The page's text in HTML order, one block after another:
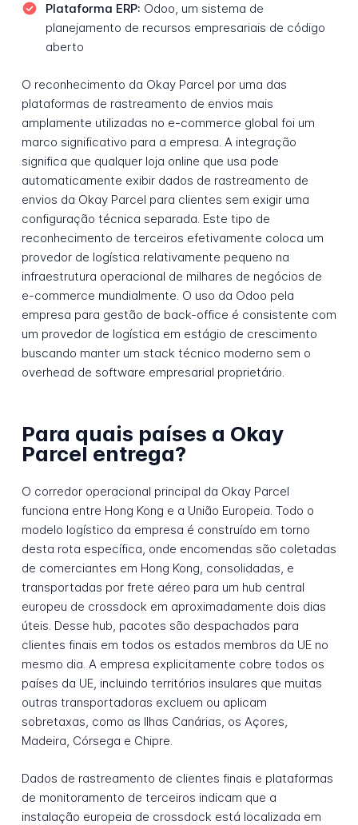
Plataforma ERP: Odoo, um sistema de
planejamento de recursos empresariais de código
aberto
O reconhecimento da Okay Parcel por uma das
plataformas de rastreamento de envios mais
amplamente utilizadas no e-commerce global foi um
marco significativo para a empresa. A integração
significa que qualquer loja online que usa pode
automaticamente exibir dados de rastreamento de
envios da Okay Parcel para clientes sem exigir uma
configuração técnica separada. Este tipo de
reconhecimento de terceiros efetivamente coloca um
provedor de logística relativamente pequeno na
infraestrutura operacional de milhares de negócios de
e-commerce mundialmente. O uso da Odoo pela
empresa para gestão de back-office é consistente com
um provedor de logística em estágio de crescimento
buscando manter um stack técnico moderno sem o
overhead de software empresarial proprietário.
Para quais países a Okay
Parcel entrega?
O corredor operacional principal da Okay Parcel
funciona entre Hong Kong e a União Europeia. Todo o
modelo logístico da empresa é construído em torno
desta rota específica, onde encomendas são coletadas
de comerciantes em Hong Kong, consolidadas, e
transportadas por frete aéreo para um hub central
europeu de crossdock em aproximadamente dois dias
úteis. Desse hub, pacotes são despachados para
clientes finais em todos os estados membros da UE no
mesmo dia. A empresa explicitamente cobre todos os
países da UE, incluindo territórios insulares que muitas
outras transportadoras excluem ou aplicam
sobretaxas, como as Ilhas Canárias, os Açores,
Madeira, Córsega e Chipre.
Dados de rastreamento de clientes finais e plataformas
de monitoramento de terceiros indicam que a
instalação europeia de crossdock está localizada em